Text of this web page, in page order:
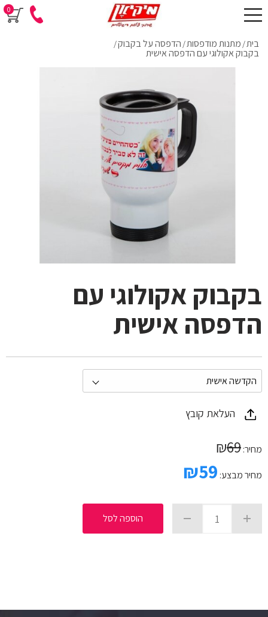
0
בית/ מתנות מודפסות/ הדפסה על בקבוק/
בקבוק אקולוגי עם הדפסה אישית
בקבוק אקולוגי עם
הדפסה אישית
העלאת קובץ
מחיר: ₪69
מחיר מבצע: ₪59
הוספה לסל